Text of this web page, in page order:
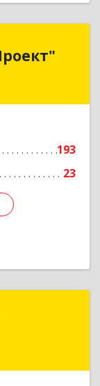
193
23
Проект"
г,